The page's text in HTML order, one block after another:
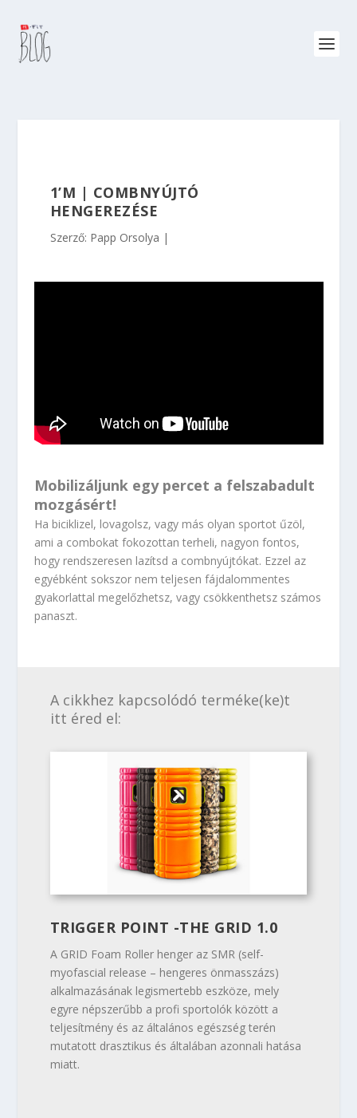
1’M | COMBNYÚJTÓ
HENGEREZÉSE
Szerző: Papp Orsolya
Mobilizáljunk egy percet a felszabadult
mozgásért!
Ha biciklizel, lovagolsz, vagy más olyan sportot űzöl,
ami a combokat fokozottan terheli, nagyon fontos,
hogy rendszeresen lazítsd a combnyújtókat. Ezzel az
egyébként sokszor nem teljesen fájdalommentes
gyakorlattal megelőzhetsz, vagy csökkenthetsz számos
panaszt.
A cikkhez kapcsolódó terméke(ke)t
itt éred el:
TRIGGER POINT -THE GRID 1.0
A GRID Foam Roller henger az SMR (self-
myofascial release – hengeres önmasszázs)
alkalmazásának legismertebb eszköze, mely
egyre népszerűbb a profi sportolók között a
teljesítmény és az általános egészség terén
mutatott drasztikus és általában azonnali hatása
miatt.